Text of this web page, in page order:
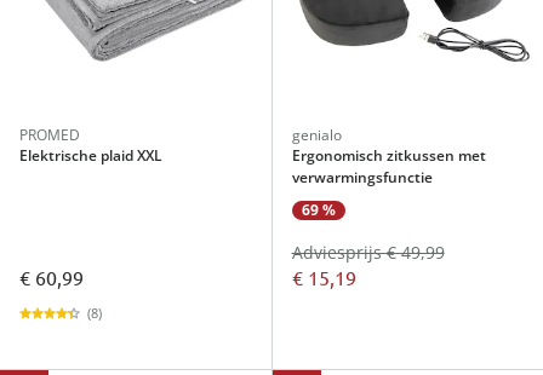
PROMED
Elektrische plaid XXL
€ 60,99
(8)
genialo
Ergonomisch zitkussen met
verwarmingsfunctie
69 %
€ 15,19
Adviesprijs € 49,99